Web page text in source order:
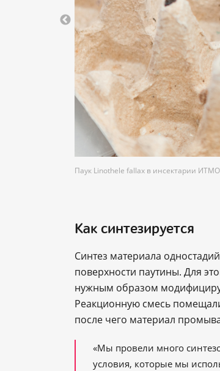
Паук Linothele fallax в инсектарии
Как синтезируется
Синтез материала
поверхности паутины. Для
нужным образом
Реакционную смесь
после чего материал
«Мы провели много
условия, которые мы